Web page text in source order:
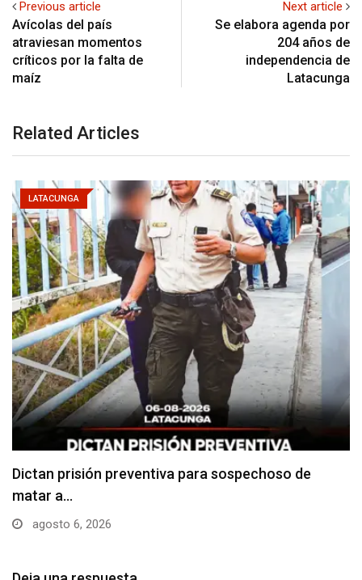
Previous article
Avícolas del país
atraviesan momentos
críticos por la falta de
maíz
Next article
Se elabora agenda por
204 años de
independencia de
Latacunga
Related Articles
LATACUNGA
Usuarios madrugan y hacen largas filas para
obtener…
agosto 6, 2026